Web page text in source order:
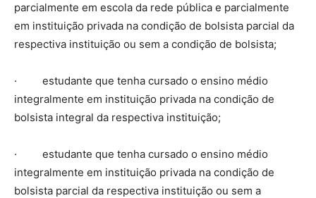
parcialmente em escola da rede pública e parcialmente
em instituição privada na condição de bolsista parcial da
respectiva instituição ou sem a condição de bolsista;
· estudante que tenha cursado o ensino médio
integralmente em instituição privada na condição de
bolsista integral da respectiva instituição;
· estudante que tenha cursado o ensino médio
integralmente em instituição privada na condição de
bolsista parcial da respectiva instituição ou sem a